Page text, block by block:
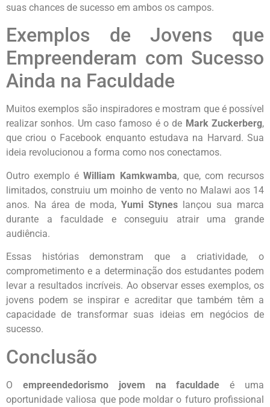
suas chances de sucesso em ambos os campos.
Exemplos de Jovens que
Empreenderam com Sucesso
Ainda na Faculdade
Muitos exemplos são inspiradores e mostram que é possível
realizar sonhos. Um caso famoso é o de Mark Zuckerberg,
que criou o Facebook enquanto estudava na Harvard. Sua
ideia revolucionou a forma como nos conectamos.
Outro exemplo éWilliam Kamkwamba, que, com recursos
limitados, construiu um moinho de vento no Malawi aos 14
anos. Na área de moda, Yumi Stynes lançou sua marca
durante a faculdade e conseguiu atrair uma grande
audiência.
Essas histórias demonstram que a criatividade, o
comprometimento e a determinação dos estudantes podem
levar a resultados incríveis. Ao observar esses exemplos, os
jovens podem se inspirar e acreditar que também têm a
capacidade de transformar suas ideias em negócios de
sucesso.
Conclusão
O empreendedorismo jovem na faculdade é uma
oportunidade valiosa que pode moldar o futuro profissional